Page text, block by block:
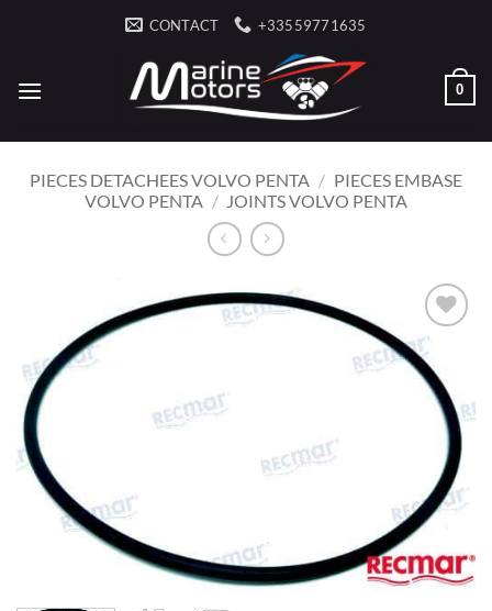
CONTACT +33559771635
0
PIECES DETACHEES VOLVO PENTA / PIECES EMBASE
VOLVO PENTA / JOINTS VOLVO PENTA
AJOUTER
À LA
D’ENVIES